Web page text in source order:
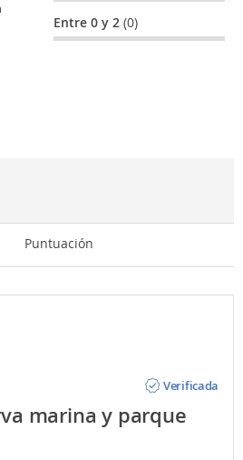
Entre 0 y 2(0)
Puntuación
Verificada
marina y parque